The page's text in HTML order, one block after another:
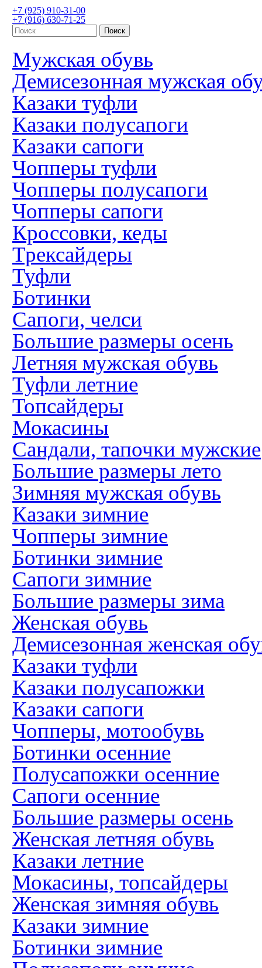
+7 (925) 910-31-00
+7 (916) 630-71-25
Мужская обувь
Демисезонная мужская
Казаки туфли
Казаки полусапоги
Казаки сапоги
Чопперы туфли
Чопперы полусапоги
Чопперы сапоги
Кроссовки, кеды
Трексайдеры
Туфли
Ботинки
Сапоги, челси
Большие размеры осень
Летняя мужская обувь
Туфли летние
Топсайдеры
Мокасины
Сандали, тапочки мужские
Большие размеры лето
Зимняя мужская обувь
Казаки зимние
Чопперы зимние
Ботинки зимние
Сапоги зимние
Большие размеры зима
Женская обувь
Демисезонная женская
Казаки туфли
Казаки полусапожки
Казаки сапоги
Чопперы, мотообувь
Ботинки осенние
Полусапожки осенние
Сапоги осенние
Большие размеры осень
Женская летняя обувь
Казаки летние
Мокасины, топсайдеры
Женская зимняя обувь
Казаки зимние
Ботинки зимние